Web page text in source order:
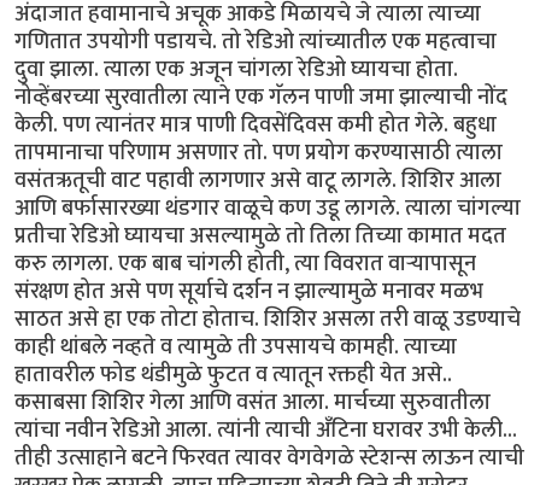
अंदाजात हवामानाचे अचूक आकडे मिळायचे जे त्याला त्याच्या
गणितात उपयोगी पडायचे. तो रेडिओ त्यांच्यातील एक महत्वाचा
दुवा झाला. त्याला एक अजून चांगला रेडिओ घ्यायचा होता.
नोव्हेंबरच्या सुरवातीला त्याने एक गॅलन पाणी जमा झाल्याची नोंद
केली. पण त्यानंतर मात्र पाणी दिवसेंदिवस कमी होत गेले. बहुधा
तापमानाचा परिणाम असणार तो. पण प्रयोग करण्यासाठी त्याला
वसंतऋतूची वाट पहावी लागणार असे वाटू लागले. शिशिर आला
आणि बर्फासारख्या थंडगार वाळूचे कण उडू लागले. त्याला चांगल्या
प्रतीचा रेडिओ घ्यायचा असल्यामुळे तो तिला तिच्या कामात मदत
करु लागला. एक बाब चांगली होती, त्या विवरात वार्‍यापासून
संरक्षण होत असे पण सूर्याचे दर्शन न झाल्यामुळे मनावर मळभ
साठत असे हा एक तोटा होताच. शिशिर असला तरी वाळू उडण्याचे
काही थांबले नव्हते व त्यामुळे ती उपसायचे कामही. त्याच्या
हातावरील फोड थंडीमुळे फुटत व त्यातून रक्तही येत असे..
कसाबसा शिशिर गेला आणि वसंत आला. मार्चच्या सुरुवातीला
त्यांचा नवीन रेडिओ आला. त्यांनी त्याची अँटिना घरावर उभी केली...
तीही उत्साहाने बटने फिरवत त्यावर वेगवेगळे स्टेशन्स लाऊन त्याची